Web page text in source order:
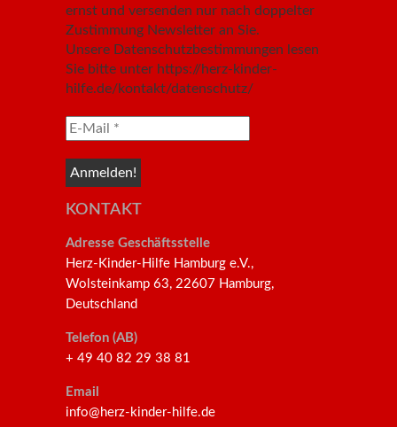
ernst und versenden nur nach doppelter
Zustimmung Newsletter an Sie.
Unsere Datenschutzbestimmungen lesen
Sie bitte unter https://herz-kinder-
hilfe.de/kontakt/datenschutz/
KONTAKT
Adresse Geschäftsstelle
Herz-Kinder-Hilfe Hamburg e.V.,
Wolsteinkamp 63, 22607 Hamburg,
Deutschland
Telefon (AB)
+ 49 40 82 29 38 81
Email
info@herz-kinder-hilfe.de